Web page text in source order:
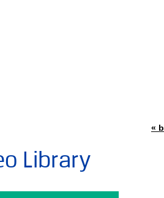
«
Library